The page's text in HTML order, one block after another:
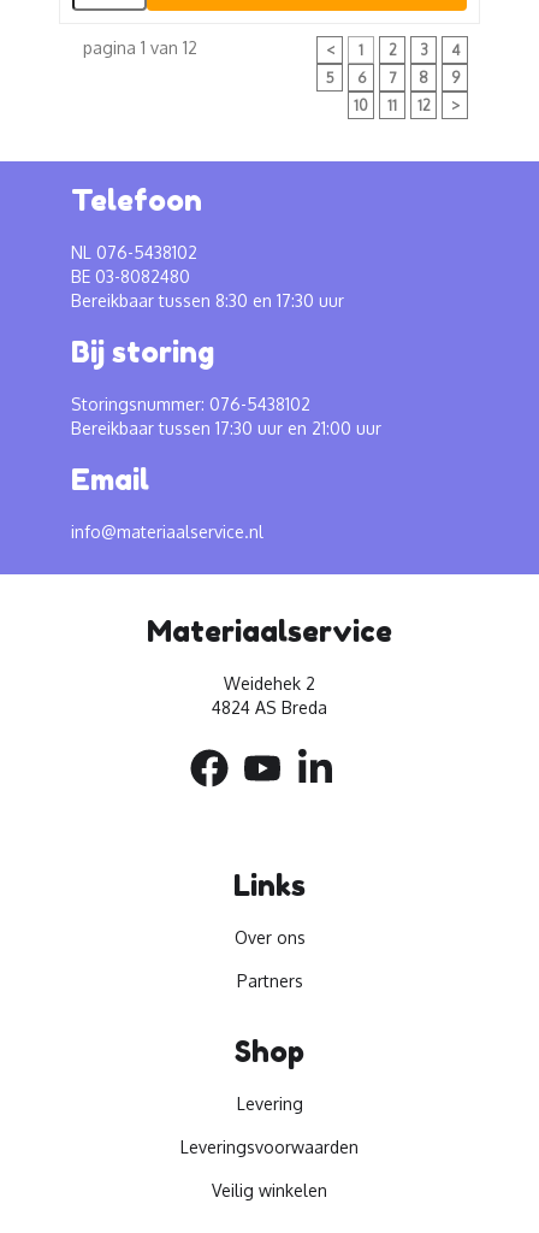
pagina 1 van 12 < 1 2 3
4
5
6 7 8
9
10
11 12 >
Telefoon
NL 076-5438102
BE 03-8082480
Bereikbaar tussen 8:30 en 17:30 uur
Bij storing
Storingsnummer: 076-5438102
Bereikbaar tussen 17:30 uur en 21:00 uur
Email
info@materiaalservice.nl
Materiaalservice
Weidehek 2
4824 AS Breda
Links
Over ons
Partners
Shop
Levering
Leveringsvoorwaarden
Veilig winkelen